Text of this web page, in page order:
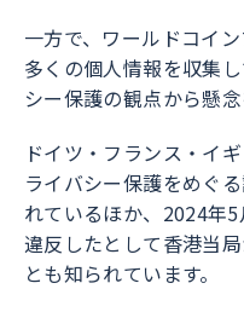
一方で、ワールドコイ
多くの個人情報を収集
シー保護の観点から懸
ドイツ・フランス・イ
ライバシー保護をめぐ
れているほか、2024年
違反したとして香港当
とも知られています。